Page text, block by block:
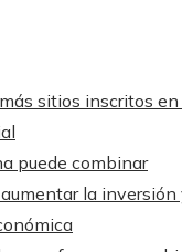
sitios inscritos
puede combinar
la inversión